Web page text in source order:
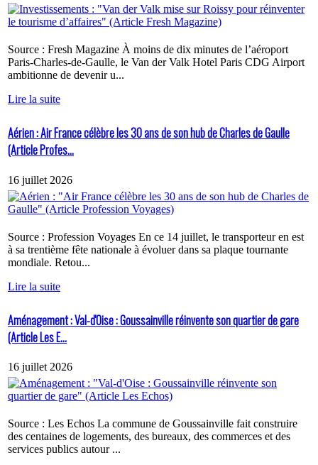
Source : Fresh Magazine À moins de dix minutes de l’aéroport
Paris-Charles-de-Gaulle, le Van der Valk Hotel Paris CDG Airport
ambitionne de devenir u...
Lire la suite
Aérien : Air France célèbre les 30 ans de son hub de Charles de Gaulle
(Article Profes...
16 juillet 2026
Source : Profession Voyages En ce 14 juillet, le transporteur en est
à sa trentième fête nationale à évoluer dans sa plaque tournante
mondiale. Retou...
Lire la suite
Aménagement : Val-d'Oise : Goussainville réinvente son quartier de gare
(Article Les E...
16 juillet 2026
Source : Les Echos La commune de Goussainville fait construire
des centaines de logements, des bureaux, des commerces et des
services publics autour ...